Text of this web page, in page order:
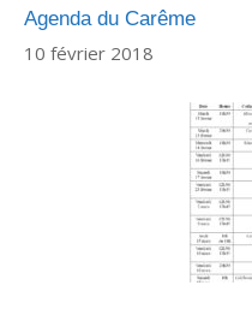
Agenda du Carême
10 février 2018